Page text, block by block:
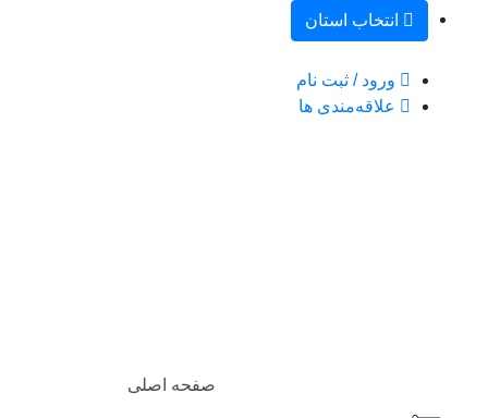
ورود / ثبت نام
علاقه‌مندی ها
صفحه اصلی